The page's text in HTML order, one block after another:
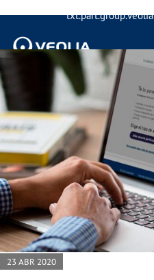
txt.part.group.veolia
23 ABR 2020